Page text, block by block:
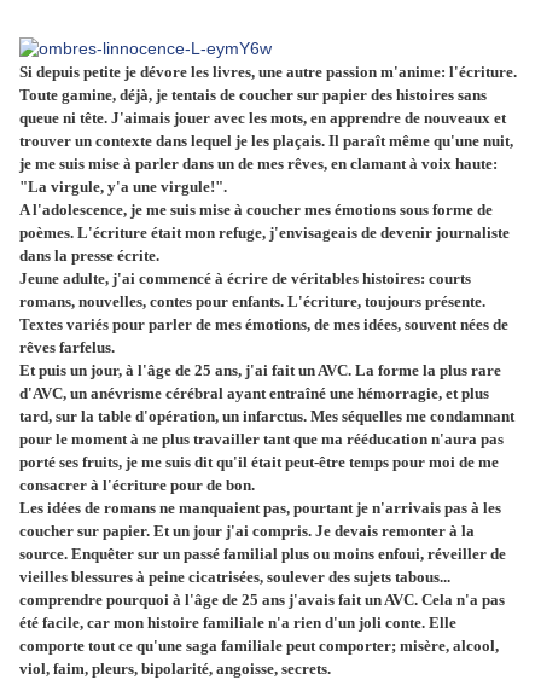
Si depuis petite je dévore les livres, une autre passion m'anime: l'écriture.
Toute gamine, déjà, je tentais de coucher sur papier des histoires sans
queue ni tête. J'aimais jouer avec les mots, en apprendre de nouveaux et
trouver un contexte dans lequel je les plaçais. Il paraît même qu'une nuit,
je me suis mise à parler dans un de mes rêves, en clamant à voix haute:
"La virgule, y'a une virgule!".
A l'adolescence, je me suis mise à coucher mes émotions sous forme de
poèmes. L'écriture était mon refuge, j'envisageais de devenir journaliste
dans la presse écrite.
Jeune adulte, j'ai commencé à écrire de véritables histoires: courts
romans, nouvelles, contes pour enfants. L'écriture, toujours présente.
Textes variés pour parler de mes émotions, de mes idées, souvent nées de
rêves farfelus.
Et puis un jour, à l'âge de 25 ans, j'ai fait un AVC. La forme la plus rare
d'AVC, un anévrisme cérébral ayant entraîné une hémorragie, et plus
tard, sur la table d'opération, un infarctus. Mes séquelles me condamnant
pour le moment à ne plus travailler tant que ma rééducation n'aura pas
porté ses fruits, je me suis dit qu'il était peut-être temps pour moi de me
consacrer à l'écriture pour de bon.
Les idées de romans ne manquaient pas, pourtant je n'arrivais pas à les
coucher sur papier. Et un jour j'ai compris. Je devais remonter à la
source. Enquêter sur un passé familial plus ou moins enfoui, réveiller de
vieilles blessures à peine cicatrisées, soulever des sujets tabous...
comprendre pourquoi à l'âge de 25 ans j'avais fait un AVC. Cela n'a pas
été facile, car mon histoire familiale n'a rien d'un joli conte. Elle
comporte tout ce qu'une saga familiale peut comporter; misère, alcool,
viol, faim, pleurs, bipolarité, angoisse, secrets.